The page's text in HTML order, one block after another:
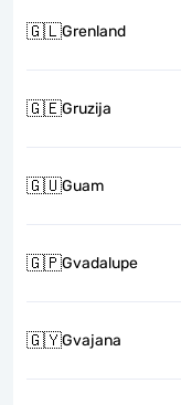
🇬🇱Grenland
🇬🇪Gruzija
🇬🇺Guam
🇬🇵Gvadalupe
🇬🇾Gvajana